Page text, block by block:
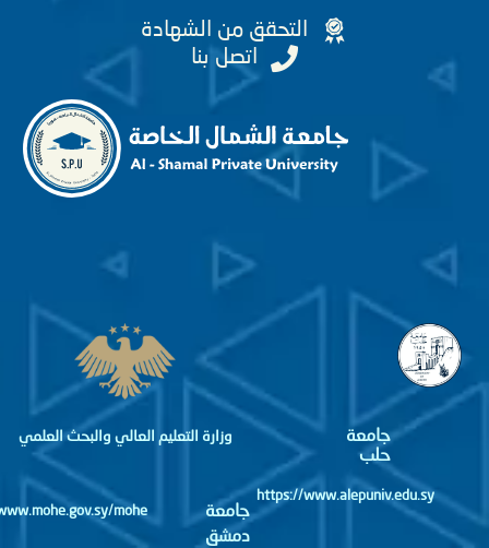
التحقق من الشهادة
اتصل بنا
جامعة
https://www.alepuniv.edu.sy
جامعة
دمشق
وزارة التعليم العالي والبحث العلمي
http://www.mohe.gov.sy/mohe